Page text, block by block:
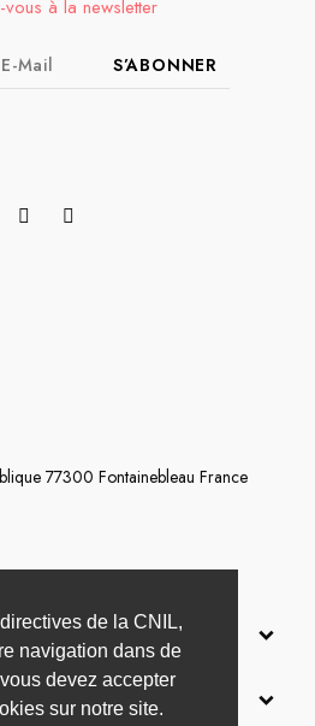
de la CNIL,
navigation dans de
devez accepter
sur notre site.
vous à la newsletter
S’ABONNER
77300 Fontainebleau France